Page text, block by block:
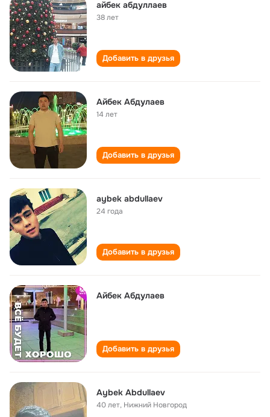
айбек абдуллаев
38 лет
Добавить в друзья
Айбек Абдулаев
14 лет
Добавить в друзья
aybek abdullaev
24 года
Добавить в друзья
Айбек Абдулаев
Добавить в друзья
Aybek Abdullaev
40 лет, Нижний Новгород